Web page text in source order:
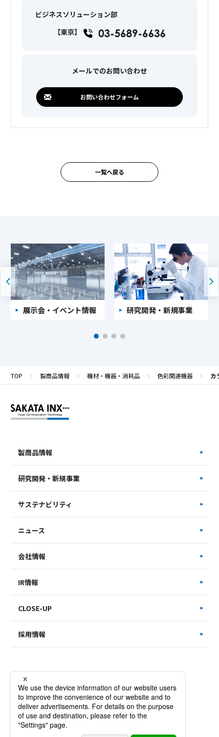
ビジネスソリューション部
【東京】
03-5689-6636
メールでのお問い合わせ
お問い合わせフォーム
一覧へ戻る
展示会・イベント情報 研究開発・新規事業
TOP 製商品情報 機材・機器・消耗品 色彩関連機器 カ
製商品情報
研究開発・新規事業
サステナビリティ
ニュース
会社情報
IR情報
CLOSE-UP
採用情報
Copyright © SAKATA INX CORPORATION. All Rights Reserved.